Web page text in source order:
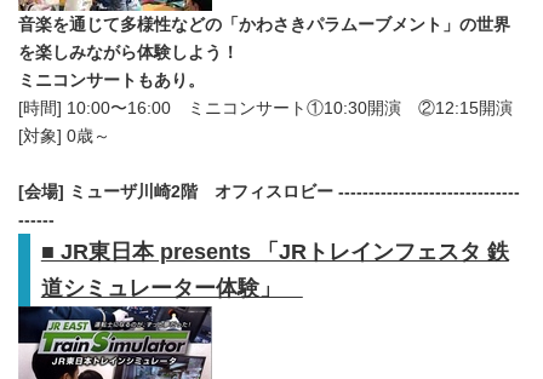
音楽を通じて多様性などの「かわさきパラムーブメント」の世界
を楽しみながら体験しよう！
ミニコンサートもあり。
[時間] 10:00〜16:00 ミニコンサート①10:30開演 ②12:15開演
[対象] 0歳～
[会場] ミューザ川崎2階 オフィスロビー ------------------------------
------
■ JR東日本 presents 「JRトレインフェスタ 鉄
道シミュレーター体験」